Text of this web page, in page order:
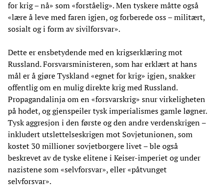
for krig – nå» som «forståelig». Men tyskere måtte også
«lære å leve med faren igjen, og forberede oss – militært,
sosialt og i form av sivilforsvar».
Dette er ensbetydende med en krigserklæring mot
Russland. Forsvarsministeren, som har erklært at hans
mål er å gjøre Tyskland «egnet for krig» igjen, snakker
offentlig om en mulig direkte krig med Russland.
Propagandalinja om en «forsvarskrig» snur virkeligheten
på hodet, og gjenspeiler tysk imperialismes gamle løgner.
Tysk aggresjon i den første og den andre verdenskrigen –
inkludert utslettelseskrigen mot Sovjetunionen, som
kostet 30 millioner sovjetborgere livet – ble også
beskrevet av de tyske elitene i Keiser-imperiet og under
nazistene som «selvforsvar», eller «påtvunget
selvforsvar».